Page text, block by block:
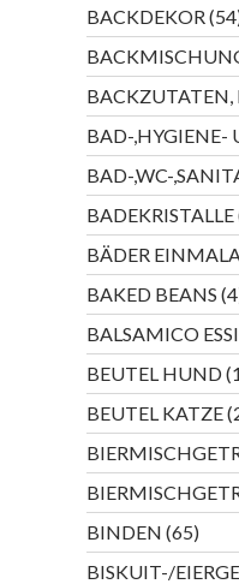
BACKDEKOR 54
BACKZUTATEN,
BAD-,HYGIENE-
BAD-,WC-
BADEKRISTALLE
BÄDER
BAKED BEANS 4
BALSAMICO
BEUTEL HUND
BEUTEL KATZE
BINDEN 6565
BISKUIT-/